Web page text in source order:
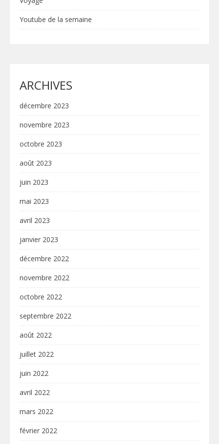
Youtube de la semaine
ARCHIVES
décembre 2023
novembre 2023
octobre 2023
août 2023
juin 2023
mai 2023
avril 2023
janvier 2023
décembre 2022
novembre 2022
octobre 2022
septembre 2022
août 2022
juillet 2022
juin 2022
avril 2022
mars 2022
février 2022